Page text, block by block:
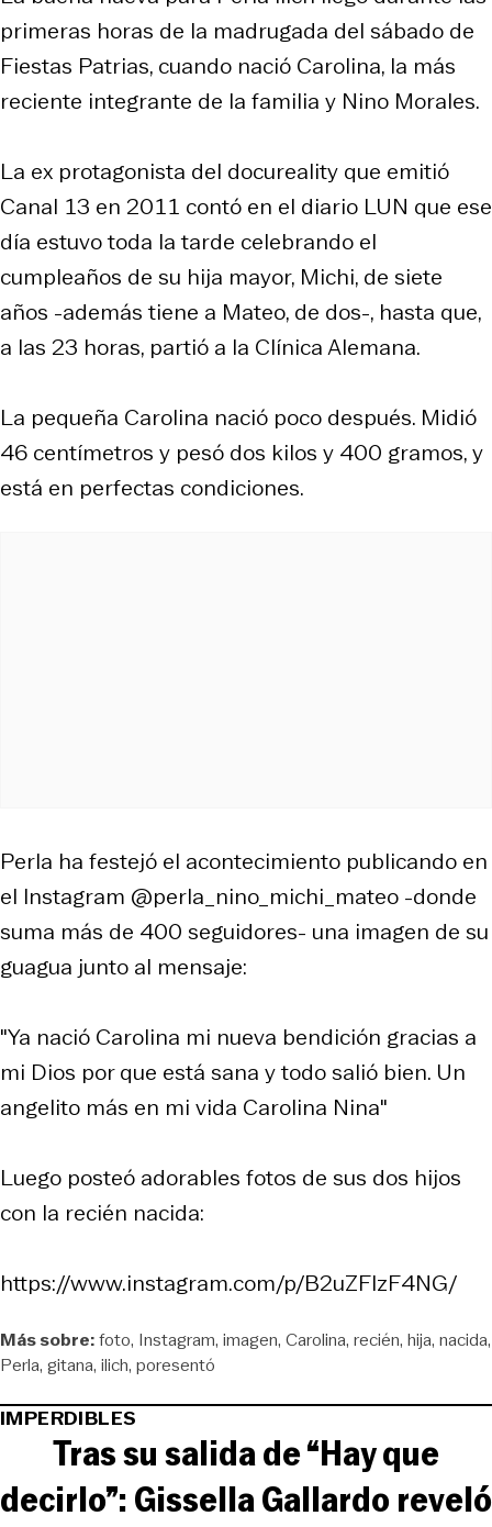
primeras horas de la madrugada del sábado de
Fiestas Patrias, cuando nació Carolina, la más
reciente integrante de la familia y Nino Morales.
La ex protagonista del docureality que emitió
Canal 13 en 2011 contó en el diario LUN que ese
día estuvo toda la tarde celebrando el
cumpleaños de su hija mayor, Michi, de siete
años -además tiene a Mateo, de dos-, hasta que,
a las 23 horas, partió a la Clínica Alemana.
La pequeña Carolina nació poco después. Midió
46 centímetros y pesó dos kilos y 400 gramos, y
está en perfectas condiciones.
Perla ha festejó el acontecimiento publicando en
el Instagram @perla_nino_michi_mateo -donde
suma más de 400 seguidores- una imagen de su
guagua junto al mensaje:
"Ya nació Carolina mi nueva bendición gracias a
mi Dios por que está sana y todo salió bien. Un
angelito más en mi vida Carolina Nina"
Luego posteó adorables fotos de sus dos hijos
con la recién nacida:
https://www.instagram.com/p/B2uZFIzF4NG/
Más sobre:foto Instagram imagen Carolina recién hija nacida
Perla gitana ilich poresentó
IMPERDIBLES
Tras su salida de “Hay que
decirlo”: Gissella Gallardo reveló